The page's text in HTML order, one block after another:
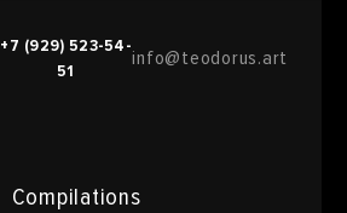
Compilations
+7 (929) 523-54-
51
info@teodorus.art